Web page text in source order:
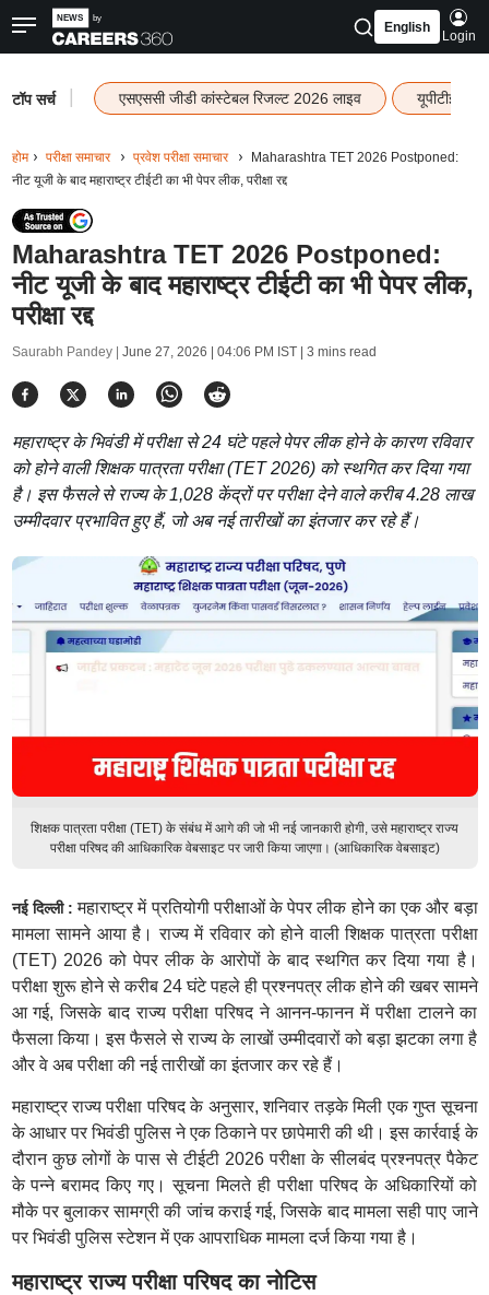
English
Login
टॉप सर्च एसएससी जीडी कांस्टेबल रिजल्ट 2026 लाइव यूपीटीईटी
होम परीक्षा समाचार प्रवेश परीक्षा समाचार
Maharashtra TET 2026 Postponed:
नीट यूजी के बाद महाराष्ट्र टीईटी का भी पेपर लीक, परीक्षा रद्द
Maharashtra TET 2026 Postponed:
नीट यूजी के बाद महाराष्ट्र टीईटी का भी पेपर लीक,
परीक्षा रद्द
Saurabh Pandey | June 27, 2026 | 04:06 PM IST| 3 mins read
महाराष्ट्र के भिवंडी में परीक्षा से 24 घंटे पहले पेपर लीक होने के कारण रविवार
को होने वाली शिक्षक पात्रता परीक्षा (TET 2026) को स्थगित कर दिया गया
है। इस फैसले से राज्य के 1,028 केंद्रों पर परीक्षा देने वाले करीब 4.28 लाख
उम्मीदवार प्रभावित हुए हैं, जो अब नई तारीखों का इंतजार कर रहे हैं।
शिक्षक पात्रता परीक्षा (TET) के संबंध में आगे की जो भी नई जानकारी होगी, उसे महाराष्ट्र राज्य
परीक्षा परिषद की आधिकारिक वेबसाइट पर जारी किया जाएगा। (आधिकारिक वेबसाइट)
नई दिल्ली :महाराष्ट्र में प्रतियोगी परीक्षाओं के पेपर लीक होने का एक और बड़ा
मामला सामने आया है। राज्य में रविवार को होने वाली शिक्षक पात्रता परीक्षा
(TET) 2026 को पेपर लीक के आरोपों के बाद स्थगित कर दिया गया है।
परीक्षा शुरू होने से करीब 24 घंटे पहले ही प्रश्नपत्र लीक होने की खबर सामने
आ गई, जिसके बाद राज्य परीक्षा परिषद ने आनन-फानन में परीक्षा टालने का
फैसला किया। इस फैसले से राज्य के लाखों उम्मीदवारों को बड़ा झटका लगा है
और वे अब परीक्षा की नई तारीखों का इंतजार कर रहे हैं।
महाराष्ट्र राज्य परीक्षा परिषद के अनुसार, शनिवार तड़के मिली एक गुप्त सूचना
के आधार पर भिवंडी पुलिस ने एक ठिकाने पर छापेमारी की थी। इस कार्रवाई के
दौरान कुछ लोगों के पास से टीईटी 2026 परीक्षा के सीलबंद प्रश्नपत्र पैकेट
के पन्ने बरामद किए गए। सूचना मिलते ही परीक्षा परिषद के अधिकारियों को
मौके पर बुलाकर सामग्री की जांच कराई गई, जिसके बाद मामला सही पाए जाने
पर भिवंडी पुलिस स्टेशन में एक आपराधिक मामला दर्ज किया गया है।
महाराष्ट्र राज्य परीक्षा परिषद का नोटिस